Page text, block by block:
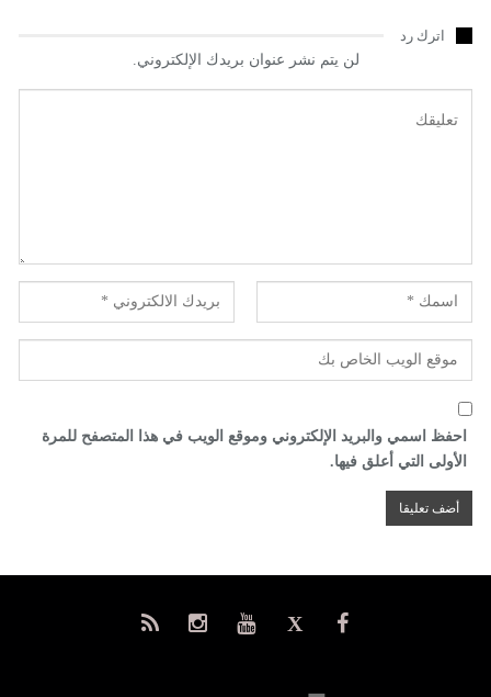
اترك رد
لن يتم نشر عنوان بريدك الإلكتروني.
احفظ اسمي والبريد الإلكتروني وموقع الويب في هذا المتصفح للمرة
الأولى التي أعلق فيها.